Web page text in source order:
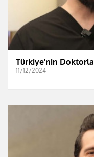
Türkiye'nin
11/12/2024